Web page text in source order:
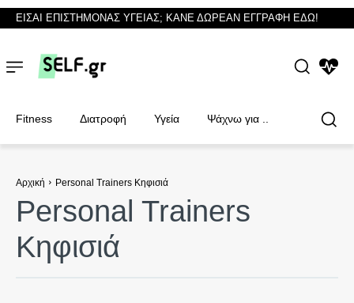
Φυσικοθεραπευτές
Φυσικοθεραπευτές
ΕΙΣΑΙ ΕΠΙΣΤΗΜΟΝΑΣ ΥΓΕΙΑΣ; ΚΑΝΕ ΔΩΡΕΑΝ ΕΓΓΡΑΦΗ ΕΔΩ!
Fitness Διατροφή Υγεία Ψάχνω για ..
Αρχική Personal Trainers Κηφισιά
Personal Trainers
Κηφισιά